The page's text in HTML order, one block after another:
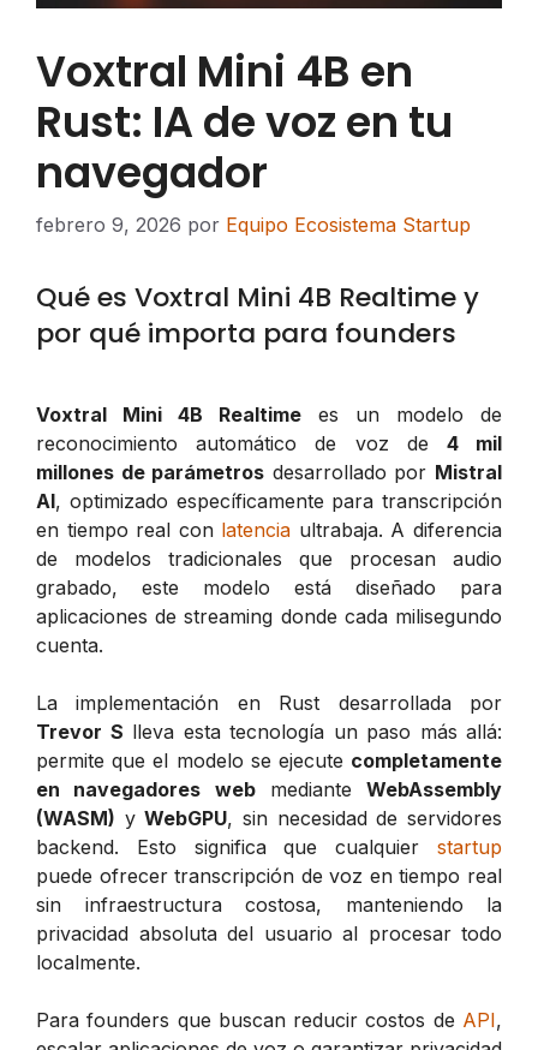
Voxtral Mini 4B en
Rust: IA de voz en tu
navegador
febrero 9, 2026 por Equipo Ecosistema Startup
Qué es Voxtral Mini 4B Realtime y
por qué importa para founders
Voxtral Mini 4B Realtime es un modelo de
reconocimiento automático de voz de 4 mil
millones de parámetros desarrollado por Mistral
AI, optimizado específicamente para transcripción
en tiempo real con latencia ultrabaja. A diferencia
de modelos tradicionales que procesan audio
grabado, este modelo está diseñado para
aplicaciones de streaming donde cada milisegundo
cuenta.
La implementación en Rust desarrollada por
Trevor S lleva esta tecnología un paso más allá:
permite que el modelo se ejecute completamente
en navegadores webmediante WebAssembly
(WASM) yWebGPU, sin necesidad de servidores
backend. Esto significa que cualquier startup
puede ofrecer transcripción de voz en tiempo real
sin infraestructura costosa, manteniendo la
privacidad absoluta del usuario al procesar todo
localmente.
Para founders que buscan reducir costos de API,